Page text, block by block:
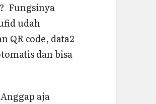
Fungsinya
udah
QR code, data2
dan bisa
aja